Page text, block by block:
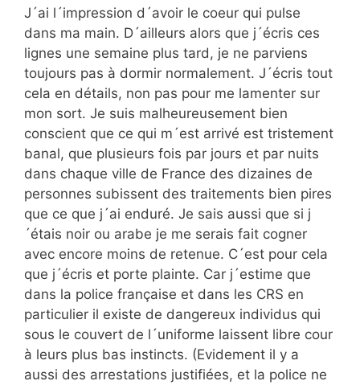
J´ai l´impression d´avoir le coeur qui pulse
dans ma main. D´ailleurs alors que j´écris ces
lignes une semaine plus tard, je ne parviens
toujours pas à dormir normalement. J´écris tout
cela en détails, non pas pour me lamenter sur
mon sort. Je suis malheureusement bien
conscient que ce qui m´est arrivé est tristement
banal, que plusieurs fois par jours et par nuits
dans chaque ville de France des dizaines de
personnes subissent des traitements bien pires
que ce que j´ai enduré. Je sais aussi que si j
´étais noir ou arabe je me serais fait cogner
avec encore moins de retenue. C´est pour cela
que j´écris et porte plainte. Car j´estime que
dans la police française et dans les CRS en
particulier il existe de dangereux individus qui
sous le couvert de l´uniforme laissent libre cour
à leurs plus bas instincts. (Evidement il y a
aussi des arrestations justifiées, et la police ne